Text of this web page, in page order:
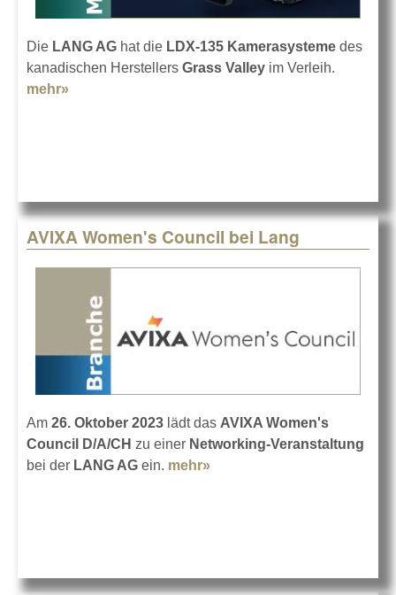
Die LANG AG hat die LDX-135 Kamerasysteme des
kanadischen Herstellers Grass Valley im Verleih.
mehr»
AVIXA Women's Council bei Lang
Am 26. Oktober 2023 lädt das AVIXA Women's
Council D/A/CH zu einer Networking-Veranstaltung
bei der LANG AG ein. mehr»